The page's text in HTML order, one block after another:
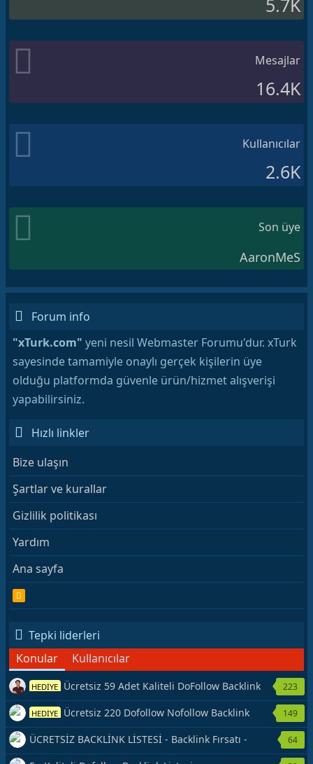
5.7K
Mesajlar
16.4K
Kullanıcılar
2.6K
Son üye
AaronMeS
Forum info
"xTurk.com" yeni nesil Webmaster Forumu'dur. xTurk
sayesinde tamamiyle onaylı gerçek kişilerin üye
olduğu platformda güvenle ürün/hizmet alışverişi
yapabilirsiniz.
Hızlı linkler
Bize ulaşın
Şartlar ve kurallar
Gizlilik politikası
Yardım
Ana sayfa
S
Tepki liderleri
Konular
Kullanıcılar
HEDİYE Ücretsiz 59 Adet Kaliteli DoFollow Backlink
Kaynağı Veriyorum.
223
HEDİYE Ücretsiz 220 Dofollow Nofollow Backlink
Veriyorum
149
ÜCRETSİZ BACKLİNK LİSTESİ - Backlink Fırsatı -
Hemen Yetiş!
64